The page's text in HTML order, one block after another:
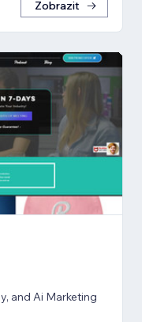
Zobrazit
and Ai Marketing